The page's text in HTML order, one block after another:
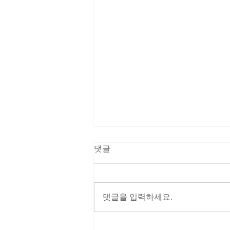
댓글
댓글을 입력하세요.